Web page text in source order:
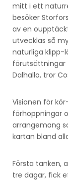
mitt i ett
besöker
av en
utvecklas så
naturliga klipp-
förutsättningar
Dalhalla, tror
Visionen för
förhoppningar
arrangemang
kartan bland
Första tanken,
tre dagar, fick